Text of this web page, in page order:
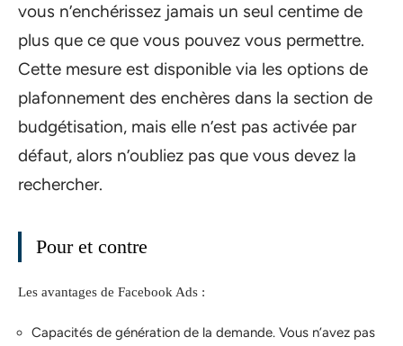
vous n’enchérissez jamais un seul centime de
plus que ce que vous pouvez vous permettre.
Cette mesure est disponible via les options de
plafonnement des enchères dans la section de
budgétisation, mais elle n’est pas activée par
défaut, alors n’oubliez pas que vous devez la
rechercher.
Pour et contre
Les avantages de Facebook Ads :
Capacités de génération de la demande. Vous n’avez pas